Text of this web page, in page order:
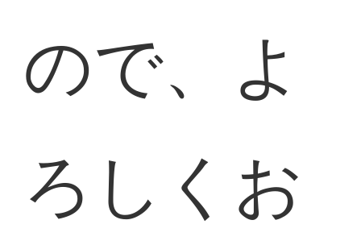
ので、よ
ろしくお